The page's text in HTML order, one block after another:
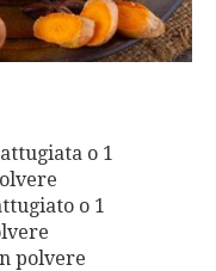
o 1
o 1
polvere